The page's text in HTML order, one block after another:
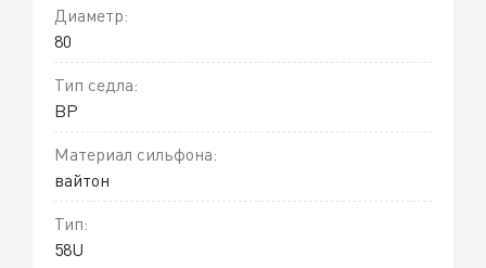
Диаметр:
80
Тип седла:
BP
Материал сильфона:
вайтон
Тип:
58U